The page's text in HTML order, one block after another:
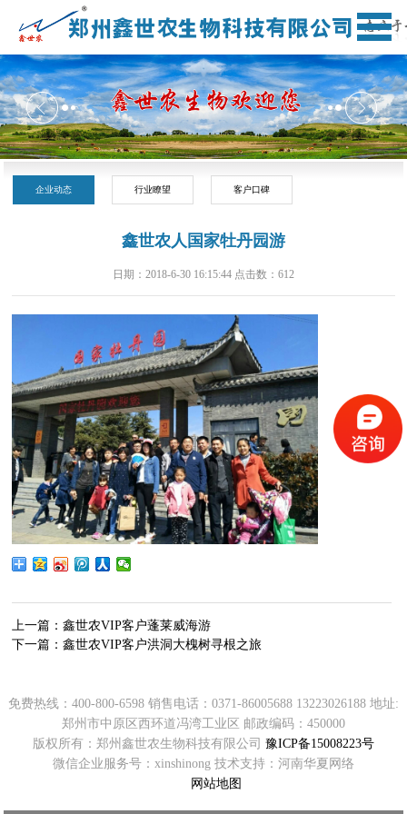
企业动态 行业瞭望 客户口碑
鑫世农人国家牡丹园游
日期：2018-6-30 16:15:44 点击数： 612
上一篇：鑫世农VIP客户蓬莱威海游
下一篇：鑫世农VIP客户洪洞大槐树寻根之旅
免费热线：400-800-6598 销售电话：0371-86005688 13223026188 地址:
郑州市中原区西环道冯湾工业区 邮政编码：450000
版权所有：郑州鑫世农生物科技有限公司 豫ICP备15008223号
微信企业服务号：xinshinong 技术支持：河南华夏网络
网站地图